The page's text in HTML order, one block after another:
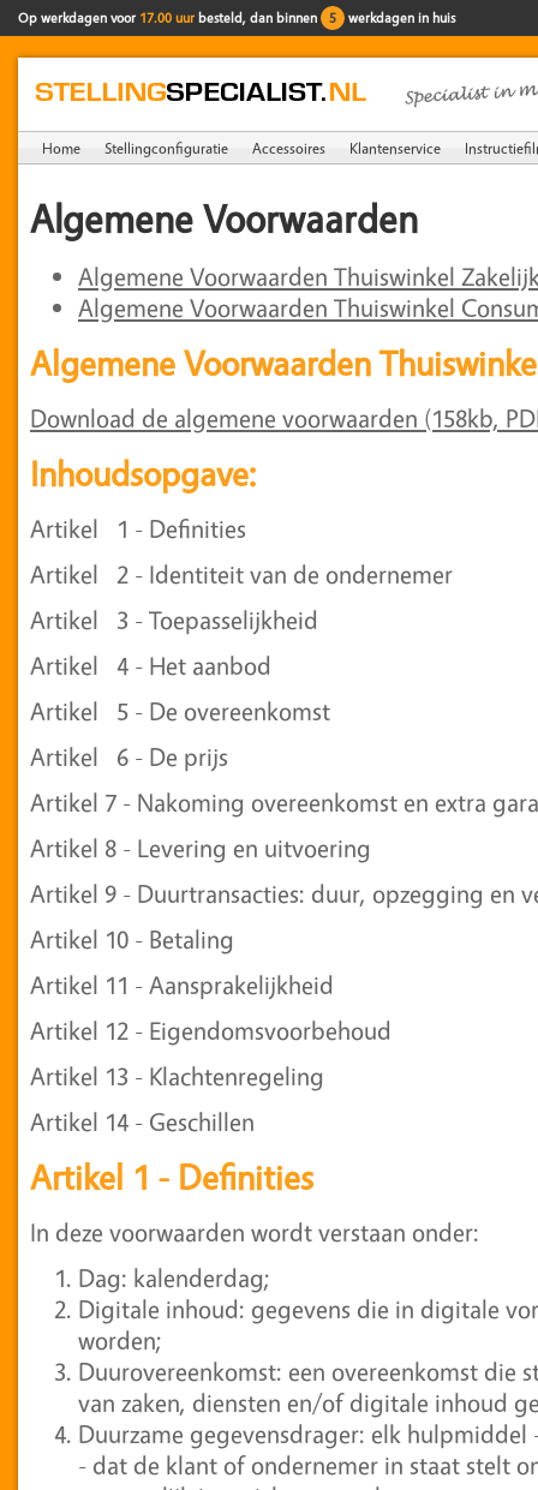
Op werkdagen voor 17.00 uur besteld, dan binnen 5 werkdagen in huis
Home Stellingconfiguratie Accessoires Klantenservice
Algemene Voorwaarden
Algemene Voorwaarden Thuiswinkel
Algemene Voorwaarden Thuiswinkel
Algemene Voorwaarden
Download de algemene voorwaarden (158kb,
Inhoudsopgave:
Artikel 1 - Definities
Artikel 2 - Identiteit van de ondernemer
Artikel 3 - Toepasselijkheid
Artikel 4 - Het aanbod
Artikel 5 - De overeenkomst
Artikel 6 - De prijs
Artikel 7 - Nakoming overeenkomst en extra
Artikel 8 - Levering en uitvoering
Artikel 9 - Duurtransacties: duur, opzegging en
Artikel 10 - Betaling
Artikel 11 - Aansprakelijkheid
Artikel 12 - Eigendomsvoorbehoud
Artikel 13 - Klachtenregeling
Artikel 14 - Geschillen
Artikel 1 - Definities
In deze voorwaarden wordt verstaan onder:
Dag: kalenderdag;
Digitale inhoud: gegevens die in digitale
worden;
Duurovereenkomst: een overeenkomst die
van zaken, diensten en/of digitale inhoud
Duurzame gegevensdrager: elk
- dat de klant of ondernemer in staat stelt